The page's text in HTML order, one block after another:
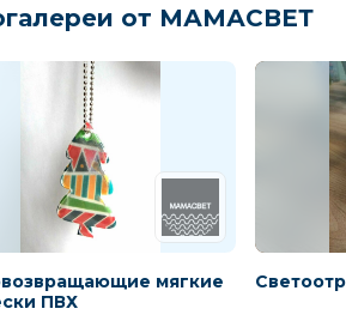
от МАМАСВЕТ
мягкие
ПВХ